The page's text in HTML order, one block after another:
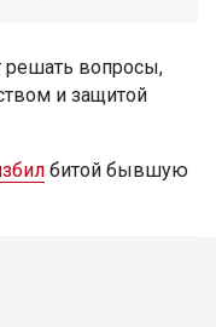
решать вопросы,
и защитой
битой бывшую